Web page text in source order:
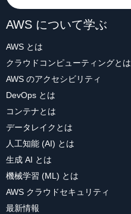
AWS について学ぶ
AWS とは
クラウドコンピューティングとは
AWS のアクセシビリティ
DevOps とは
コンテナとは
データレイクとは
人工知能 (AI) とは
生成 AI とは
機械学習 (ML) とは
AWS クラウドセキュリティ
最新情報